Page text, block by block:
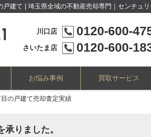
建て | 埼玉県全域の不動産売却専門｜センチュ
川口店 0120-600-
さいたま店 0120-600-
お悩み事例 買取サービス
の戸建て売却査定実績
りました。